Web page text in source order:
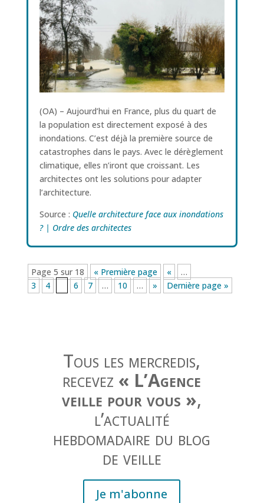
(OA) – Aujourd’hui en France, plus du quart de
la population est directement exposé à des
inondations. C’est déjà la première source de
catastrophes dans le pays. Avec le dérèglement
climatique, elles n’iront que croissant. Les
architectes ont les solutions pour adapter
l’architecture.
Source : Quelle architecture face aux inondations
? | Ordre des architectes
Page 5 sur 18 « Première page «
…
3
4 6 7 … 10 … » Dernière page »
Tous les mercredis,
recevez « L’Agence
veille pour vous »,
l’actualité
hebdomadaire du blog
de veille
Je m'abonne